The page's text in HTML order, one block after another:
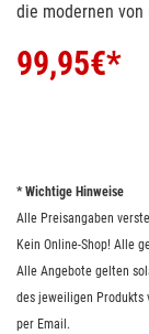
die modernen
99,95€*
* Wichtige Hinweise
Alle Preisangaben
Kein Online-Shop! Alle
Alle Angebote gelten
des jeweiligen Produkts
per Email.